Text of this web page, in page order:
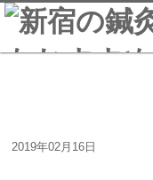
2019年02月16日